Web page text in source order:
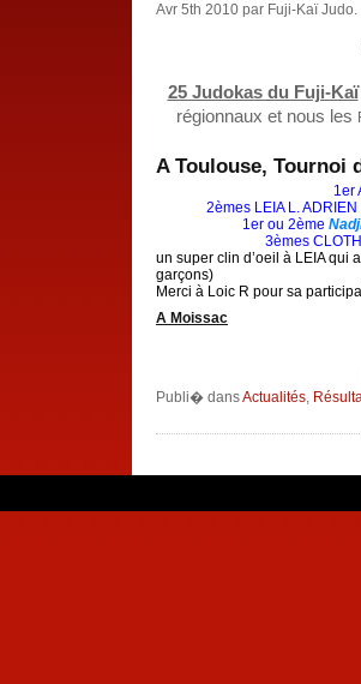
Avr 5th 2010 par Fuji-Kaï Judo.
25 Judokas du Fuji-Kaï
régionnaux et nous les
A Toulouse, Tournoi
1er
2èmes LEIA L.
1er ou 2ème
3èmes
un super clin d’oeil à LEIA qui
garçons)
Merci à Loic R pour sa
A Moissac
Publi� dansActualités,